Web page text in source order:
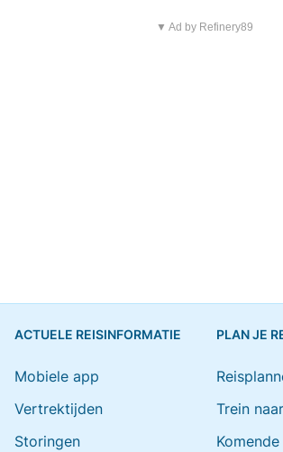
▼ Ad by Refinery89
ACTUELE REISINFORMATIE
Mobiele app
Vertrektijden
Storingen
PLAN JE
Trein
Komende